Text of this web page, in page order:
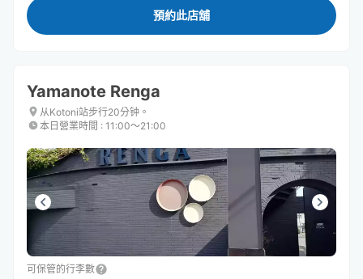
預約此店舖
Yamanote Renga
从Kotoni站步行20分钟。
本日營業時間 : 11:00〜21:00
可保管的行李數